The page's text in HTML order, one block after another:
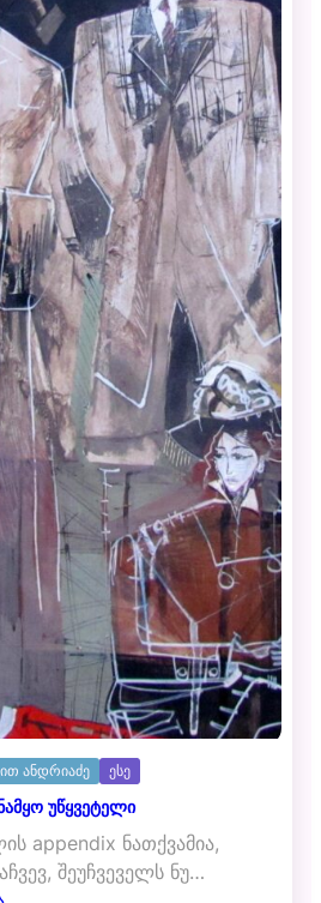
ანდრიაძე ესე
უწყვეტელი
appendix ნათქვამია,
შეუჩვეველს ნუ…